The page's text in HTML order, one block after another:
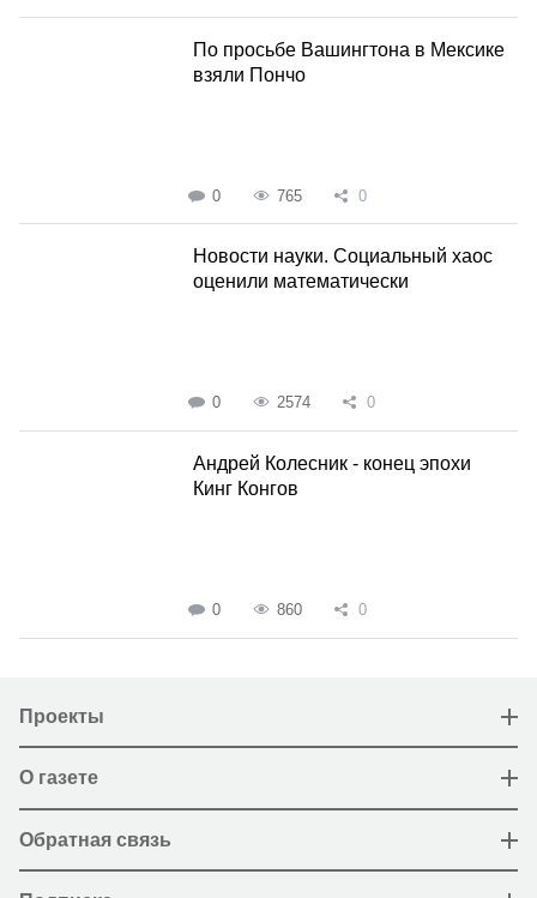
По просьбе Вашингтона в Мексике
взяли Пончо
0 765 0
Новости науки. Социальный хаос
оценили математически
0 2574 0
Андрей Колесник - конец эпохи
Кинг Конгов
0 860 0
Проекты
О газете
Обратная связь